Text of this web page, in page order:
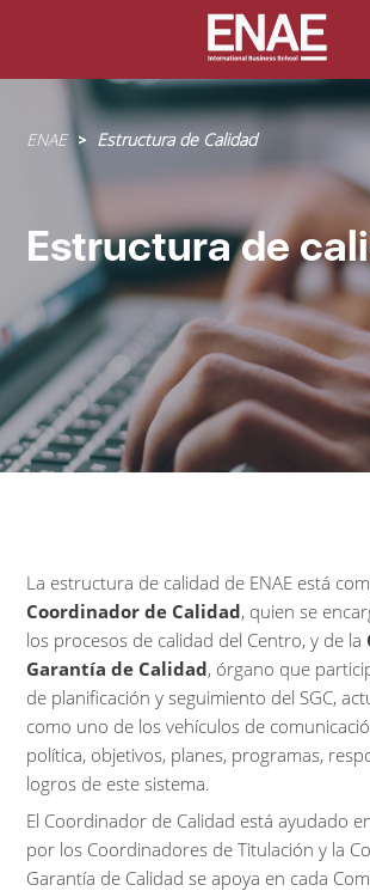
Sobrescribir
enlaces
a
la
navegación
ENAE Estructura de Calidad
Estructura de
La estructura de calidad de ENAE está
Coordinador de Calidad, quien se
los procesos de calidad del Centro, y de la
Garantía de Calidad, órgano que
de planificación y seguimiento del SGC,
como uno de los vehículos de
política, objetivos, planes, programas,
logros de este sistema.
El Coordinador de Calidad está ayudado
por los Coordinadores de Titulación y la
Garantía de Calidad se apoya en cada